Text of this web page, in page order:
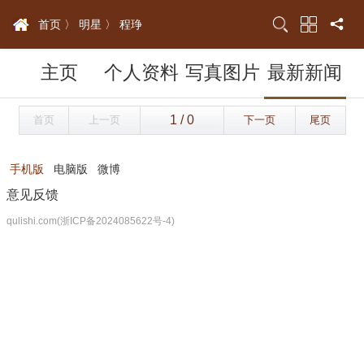
首页 〉 明星 〉 程琤
主页 个人资料 写真图片 最新新闻
首页 上一页 下一页 尾页
手机版 电脑版 微博
意见反馈
qulishi.com(浙ICP备2024085622号-4)